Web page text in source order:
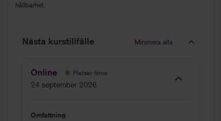
hållbarhet.
Nästa kurstillfälle Minimera alla
Online Platser finns
24 september 2026
Omfattning